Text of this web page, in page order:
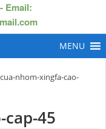
Email:
nhom-xingfa-cao-
45